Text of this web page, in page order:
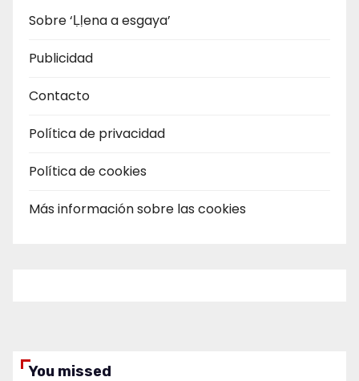
Sobre ‘Ḷḷena a esgaya’
Publicidad
Contacto
Política de privacidad
Política de cookies
Más información sobre las cookies
You missed